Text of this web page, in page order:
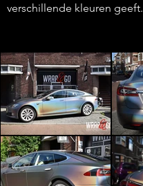
verschillende kleuren geeft.